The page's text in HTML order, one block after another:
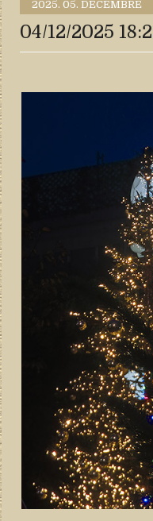
2025. 05. DÉCEMBRE
04/12/2025